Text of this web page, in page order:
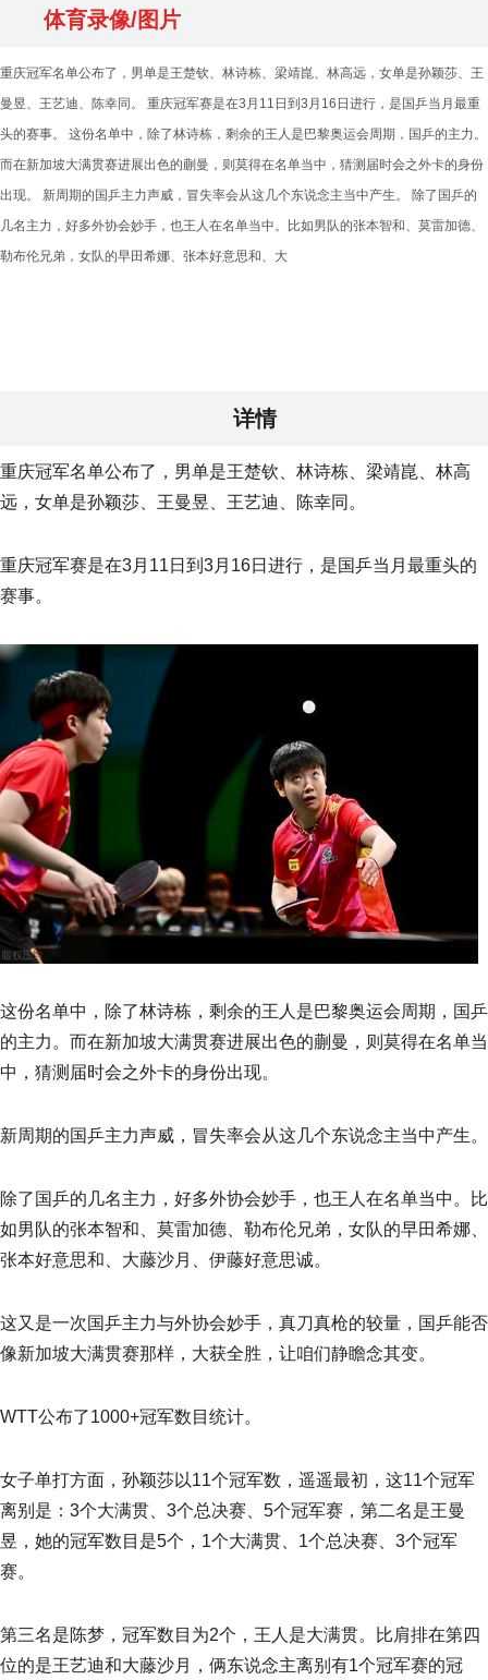
体育录像/图片
重庆冠军名单公布了，男单是王楚钦、林诗栋、梁靖崑、林高远，女单是孙颖莎、王
曼昱、王艺迪、陈幸同。 重庆冠军赛是在3月11日到3月16日进行，是国乒当月最重
头的赛事。 这份名单中，除了林诗栋，剩余的王人是巴黎奥运会周期，国乒的主力。
而在新加坡大满贯赛进展出色的蒯曼，则莫得在名单当中，猜测届时会之外卡的身份
出现。 新周期的国乒主力声威，冒失率会从这几个东说念主当中产生。 除了国乒的
几名主力，好多外协会妙手，也王人在名单当中。比如男队的张本智和、莫雷加德、
勒布伦兄弟，女队的早田希娜、张本好意思和、大
详情
重庆冠军名单公布了，男单是王楚钦、林诗栋、梁靖崑、林高
远，女单是孙颖莎、王曼昱、王艺迪、陈幸同。
重庆冠军赛是在3月11日到3月16日进行，是国乒当月最重头的
赛事。
这份名单中，除了林诗栋，剩余的王人是巴黎奥运会周期，国乒
的主力。而在新加坡大满贯赛进展出色的蒯曼，则莫得在名单当
中，猜测届时会之外卡的身份出现。
新周期的国乒主力声威，冒失率会从这几个东说念主当中产生。
除了国乒的几名主力，好多外协会妙手，也王人在名单当中。比
如男队的张本智和、莫雷加德、勒布伦兄弟，女队的早田希娜、
张本好意思和、大藤沙月、伊藤好意思诚。
这又是一次国乒主力与外协会妙手，真刀真枪的较量，国乒能否
像新加坡大满贯赛那样，大获全胜，让咱们静瞻念其变。
WTT公布了1000+冠军数目统计。
女子单打方面，孙颖莎以11个冠军数，遥遥最初，这11个冠军
离别是：3个大满贯、3个总决赛、5个冠军赛，第二名是王曼
昱，她的冠军数目是5个，1个大满贯、1个总决赛、3个冠军
赛。
第三名是陈梦，冠军数目为2个，王人是大满贯。比肩排在第四
位的是王艺迪和大藤沙月，俩东说念主离别有1个冠军赛的冠